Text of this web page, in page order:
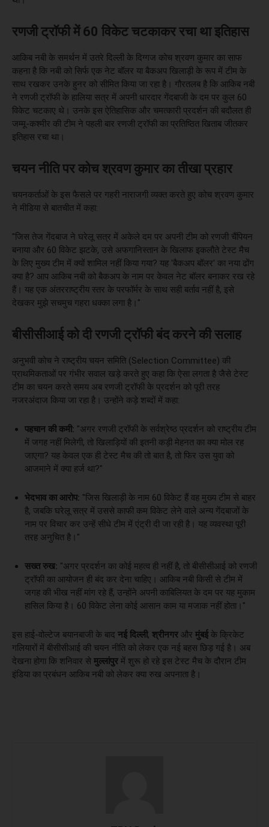
रणजी ट्रॉफी में 60 विकेट चटकाकर रचा था इतिहास
आकिब नबी के समर्थन में उतरे दिल्ली के दिग्गज कोच श्रवण कुमार का साफ
कहना है कि नबी को सिर्फ एक नेट बॉलर या बैकअप खिलाड़ी के रूप में टीम के
साथ रखकर उनके हुनर को सीमित किया जा रहा है। गौरतलब है कि आकिब नबी
ने रणजी ट्रॉफी के हालिया सत्र में अपनी धारदार गेंदबाजी के दम पर कुल 60
विकेट चटकाए थे। उनके इस ऐतिहासिक और चमत्कारी प्रदर्शन की बदौलत ही
जम्मू-कश्मीर की टीम ने पहली बार रणजी ट्रॉफी का प्रतिष्ठित खिताब जीतकर
इतिहास रचा था।
चयन नीति पर कोच श्रवण कुमार का तीखा प्रहार
चयनकर्ताओं के इस फैसले पर गहरी नाराजगी व्यक्त करते हुए कोच श्रवण कुमार
ने मीडिया से बातचीत में कहा:
"जिस तेज गेंदबाज ने घरेलू सत्र में अकेले दम पर अपनी टीम को रणजी चैंपियन
बनाया और 60 विकेट झटके, उसे अफगानिस्तान के खिलाफ इकलौते टेस्ट मैच
के लिए मुख्य टीम में क्यों शामिल नहीं किया गया? यह 'बैकअप बॉलर' का नया ढोंग
क्या है? आप आकिब नबी को बैकअप के नाम पर केवल नेट बॉलर बनाकर रख रहे
हैं। यह एक अंतरराष्ट्रीय स्तर के परफॉर्मर के साथ सही बर्ताव नहीं है, इसे
देखकर मुझे सचमुच गहरा धक्का लगा है।"
बीसीसीआई को दी रणजी ट्रॉफी बंद करने की सलाह
अनुभवी कोच ने राष्ट्रीय चयन समिति (Selection Committee) की
प्राथमिकताओं पर गंभीर सवाल खड़े करते हुए कहा कि ऐसा लगता है जैसे टेस्ट
टीम का चयन करते समय अब रणजी ट्रॉफी के प्रदर्शन को पूरी तरह
नजरअंदाज किया जा रहा है। उन्होंने कड़े शब्दों में कहा:
पहचान की कमी: "अगर रणजी ट्रॉफी के सर्वश्रेष्ठ प्रदर्शन को राष्ट्रीय टीम
में जगह नहीं मिलेगी, तो खिलाड़ियों की इतनी कड़ी मेहनत का क्या मोल रह
जाएगा? यह केवल एक ही टेस्ट मैच की तो बात है, तो फिर उस युवा को
आजमाने में क्या हर्ज था?"
भेदभाव का आरोप: "जिस खिलाड़ी के नाम 60 विकेट हैं वह मुख्य टीम से बाहर
है, जबकि घरेलू सत्र में उससे काफी कम विकेट लेने वाले अन्य गेंदबाजों के
नाम पर विचार कर उन्हें सीधे टीम में एंट्री दी जा रही है। यह व्यवस्था पूरी
तरह अनुचित है।"
सख्त रुख: "अगर प्रदर्शन का कोई महत्व ही नहीं है, तो बीसीसीआई को रणजी
ट्रॉफी का आयोजन ही बंद कर देना चाहिए। आकिब नबी किसी से टीम में
जगह की भीख नहीं मांग रहे हैं, उन्होंने अपनी काबिलियत के दम पर यह मुकाम
हासिल किया है। 60 विकेट लेना कोई आसान काम या मजाक नहीं होता।"
इस हाई-वोल्टेज बयानबाजी के बाद नई दिल्ली, श्रीनगर और मुंबईके क्रिकेट
गलियारों में बीसीसीआई की चयन नीति को लेकर एक नई बहस छिड़ गई है। अब
देखना होगा कि शनिवार से मुल्लांपुर में शुरू हो रहे इस टेस्ट मैच के दौरान टीम
इंडिया का प्रबंधन आकिब नबी को लेकर क्या रुख अपनाता है।